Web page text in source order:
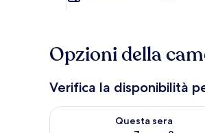
Opzioni della
Verifica la disponibilità
Questa sera
Verifica la disponibilità per